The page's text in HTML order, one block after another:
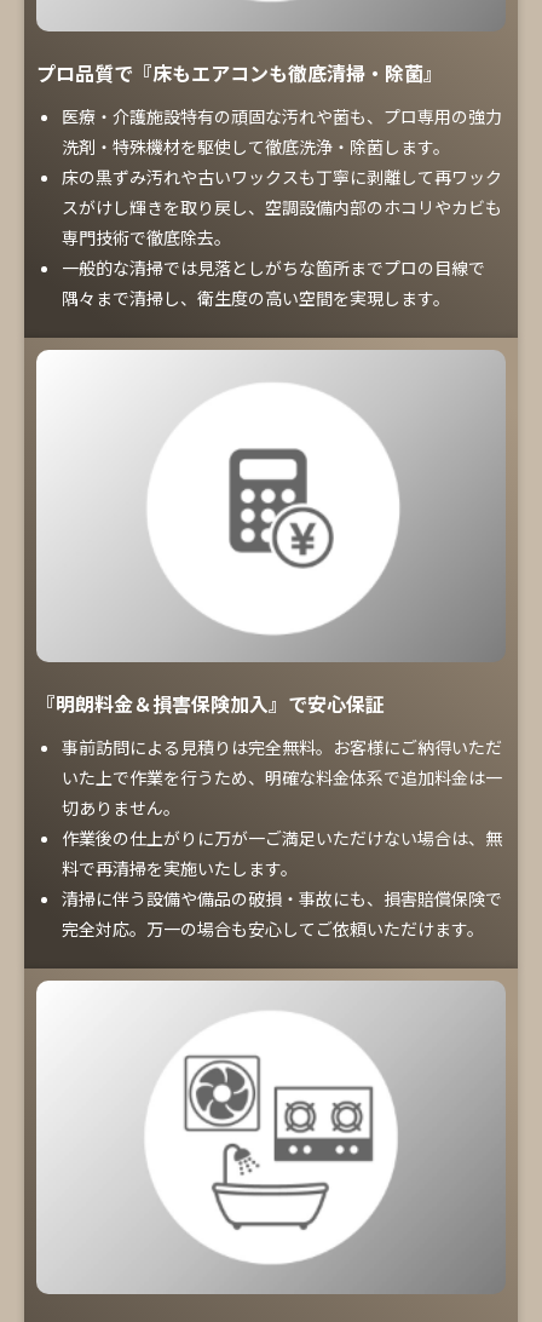
プロ品質で『床もエアコンも徹底清掃・除菌』
医療・介護施設特有の頑固な汚れや菌も、プロ専用の強力
洗剤・特殊機材を駆使して徹底洗浄・除菌します。
床の黒ずみ汚れや古いワックスも丁寧に剥離して再ワック
スがけし輝きを取り戻し、空調設備内部のホコリやカビも
専門技術で徹底除去。
一般的な清掃では見落としがちな箇所までプロの目線で
隅々まで清掃し、衛生度の高い空間を実現します。
『明朗料金＆損害保険加入』で安心保証
事前訪問による見積りは完全無料。お客様にご納得いただ
いた上で作業を行うため、明確な料金体系で追加料金は一
切ありません。
作業後の仕上がりに万が一ご満足いただけない場合は、無
料で再清掃を実施いたします。
清掃に伴う設備や備品の破損・事故にも、損害賠償保険で
完全対応。万一の場合も安心してご依頼いただけます。